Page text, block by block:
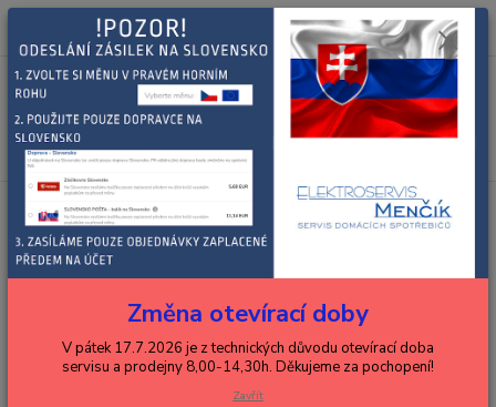
Menu
+420 602 288 130
(Po-Pá, 8-15 hod.)
0ks
za0,00 Kč
ZELMER roboty, mixéry, šlehače, masomlýnky
Zelmer
struhadlo pro mlýnky na maso 00798130
Zelmer struhadlo pro mlýnky na
maso 00798130
Změna otevírací doby
V pátek 17.7.2026 je z technických důvodu otevírací doba
servisu a prodejny 8,00-14,30h. Děkujeme za pochopení!
Zavřít